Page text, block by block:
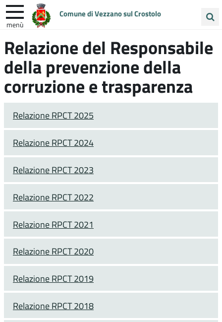
Comune di Vezzano sul Crostolo
menù
nel
sito
ENTRA IN COMUNE
UNIONE COLLINE MATILDICHE
Relazione del Responsabile
della prevenzione della
corruzione e trasparenza
Relazione RPCT 2025
Relazione RPCT 2024
Relazione RPCT 2023
Relazione RPCT 2022
Relazione RPCT 2021
Relazione RPCT 2020
Relazione RPCT 2019
Relazione RPCT 2018